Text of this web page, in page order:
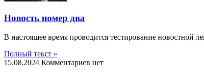
Новость номер два
В настоящее время проводится тестирование новостной
Полный текст »
15.08.2024 Комментариев нет